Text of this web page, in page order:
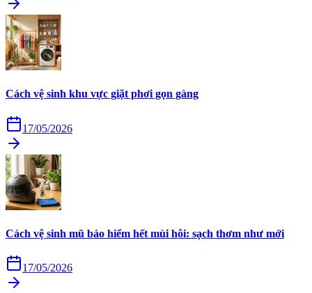
Cách vệ sinh khu vực giặt phơi gọn gàng
17/05/2026
Cách vệ sinh mũ bảo hiểm hết mùi hôi: sạch thơm như mới
17/05/2026